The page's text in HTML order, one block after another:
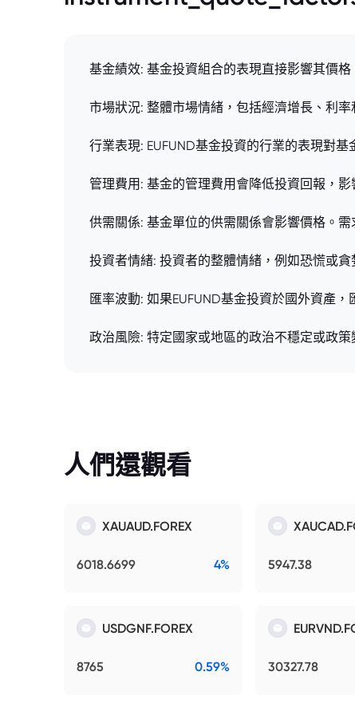
基金績效: 基金投資組合的表現直接影響其價
市場狀況: 整體市場情緒，包括經濟增長、利
行業表現: EUFUND基金投資的行業的表現對
管理費用: 基金的管理費用會降低投資回報，
供需關係: 基金單位的供需關係會影響價格。
投資者情緒: 投資者的整體情緒，例如恐慌或
匯率波動: 如果EUFUND基金投資於國外資產
政治風險: 特定國家或地區的政治不穩定或政
人們還觀看
XAUAUD.FOREX
6018.6699 4% 5947.38
USDGNF.FOREX
8765 0.59% 30327.78